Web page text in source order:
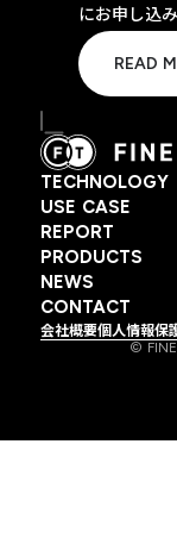
にお申し込
READ
TECHNOLOGY
USE CASE
REPORT
PRODUCTS
NEWS
CONTACT
会社概要個人情報保
©